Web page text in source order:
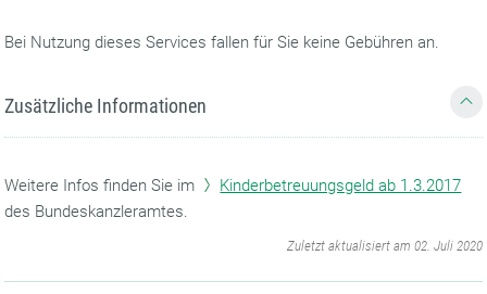
Bei Nutzung dieses Services fallen für Sie keine Gebühren an.
Zusätzliche Informationen
Weitere Infos finden Sie im
Kinderbetreuungsgeld ab 1.3.2017
des Bundeskanzleramtes.
Zuletzt aktualisiert am 02. Juli 2020